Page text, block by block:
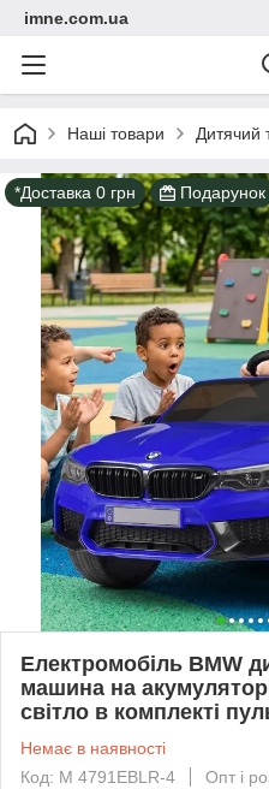
imne.com.ua
Наші товари Дитячий
*Доставка 0 грн Подарунок
Електромобіль BMW
машина на
світло в комплекті
Немає в наявності
Код: M 4791EBLR-4
Опт і